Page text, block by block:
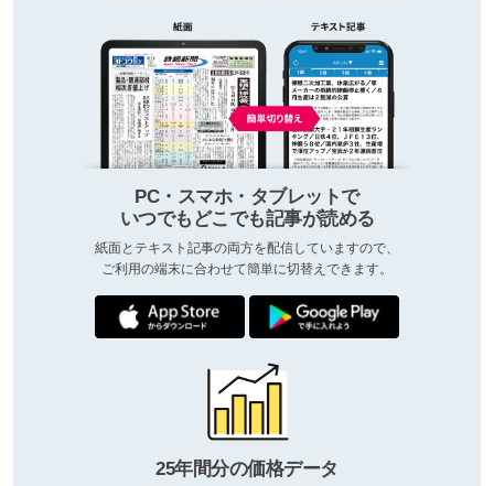
PC・スマホ・タブレットで
いつでもどこでも記事が読める
紙面とテキスト記事の両方を配信していますので、
ご利用の端末に合わせて簡単に切替えできます。
25年間分の価格データ